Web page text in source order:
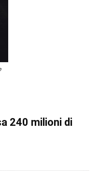
240 milioni di